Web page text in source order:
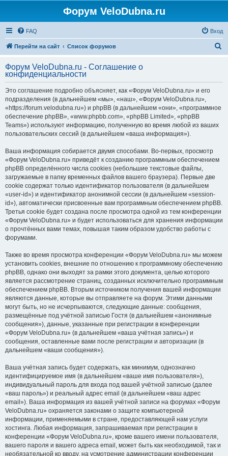
Форум VeloDubna.ru
FAQ Вход
Перейти на сайт Список форумов
с
Форум VeloDubna.ru - Соглашение о
конфиденциальности
Это соглашение подробно объясняет, как «Форум VeloDubna.ru» и его
подразделения (в дальнейшем «мы», «наш», «Форум VeloDubna.ru»,
«https://forum.velodubna.ru») и phpBB (в дальнейшем «они», «программное
обеспечение phpBB», «www.phpbb.com», «phpBB Limited», «phpBB
Teams») используют информацию, полученную во время любой из ваших
пользовательских сессий (в дальнейшем «ваша информация»).
Ваша информация собирается двумя способами. Во-первых, просмотр
«Форум VeloDubna.ru» приведёт к созданию программным обеспечением
phpBB определённого числа cookies (небольшие текстовые файлы,
загружаемые в папку временных файлов вашего браузера). Первые две
cookie содержат только идентификатор пользователя (в дальнейшем
«user-id») и идентификатор анонимной сессии (в дальнейшем «session-
id»), автоматически присвоенные вам программным обеспечением phpBB.
Третья cookie будет создана после просмотра одной из тем конференции
«Форум VeloDubna.ru» и будет использоваться для хранения информации
о прочтённых вами темах, повышая таким образом удобство работы с
форумами.
Также во время просмотра конференции «Форум VeloDubna.ru» мы можем
установить cookies, внешние по отношению к программному обеспечению
phpBB, однако они выходят за рамки этого документа, целью которого
является рассмотрение страниц, созданных исключительно программным
обеспечением phpBB. Вторым источником получения вашей информации
являются данные, которые вы отправляете на форум. Этими данными
могут быть, но не исчерпываются, следующие данные: сообщения,
размещённые под учётной записью Гостя (в дальнейшем «анонимные
сообщения»), данные, указанные при регистрации в конференции
«Форум VeloDubna.ru» (в дальнейшем «ваша учётная запись») и
сообщения, оставленные вами после регистрации и авторизации (в
дальнейшем «ваши сообщения»).
Ваша учётная запись будет содержать, как минимум, однозначно
идентифицируемое имя (в дальнейшем «ваше имя пользователя»),
индивидуальный пароль для входа под вашей учётной записью (далее
«ваш пароль») и реальный адрес email (в дальнейшем «ваш адрес
email»). Ваша информация из вашей учётной записи на форумах «Форум
VeloDubna.ru» охраняется законами о защите компьютерной
информации, применяемыми в стране, предоставляющей нам услуги
хостинга. Любая информация, запрашиваемая при регистрации в
конференции «Форум VeloDubna.ru», кроме вашего имени пользователя,
вашего пароля и вашего адреса email, может быть как необходимой, так и
необязательной ко вводу, на усмотрение администрации конференции